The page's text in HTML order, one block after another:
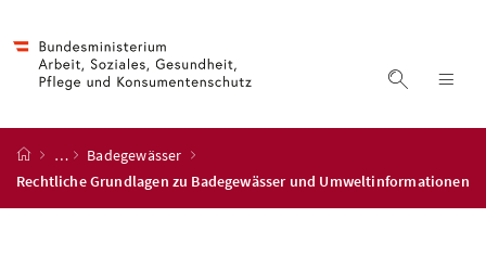
Suche
Startseite
…
Badegewässer
Rechtliche Grundlagen zu Badegewässer und Umweltinformationen